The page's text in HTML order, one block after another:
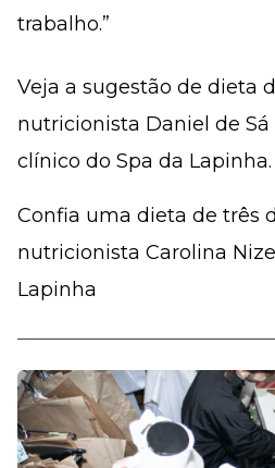
trabalho.”
Veja a sugestão de dieta
nutricionista Daniel de
clínico do Spa da Lapinha.
Confia uma dieta de três
nutricionista Carolina
Lapinha